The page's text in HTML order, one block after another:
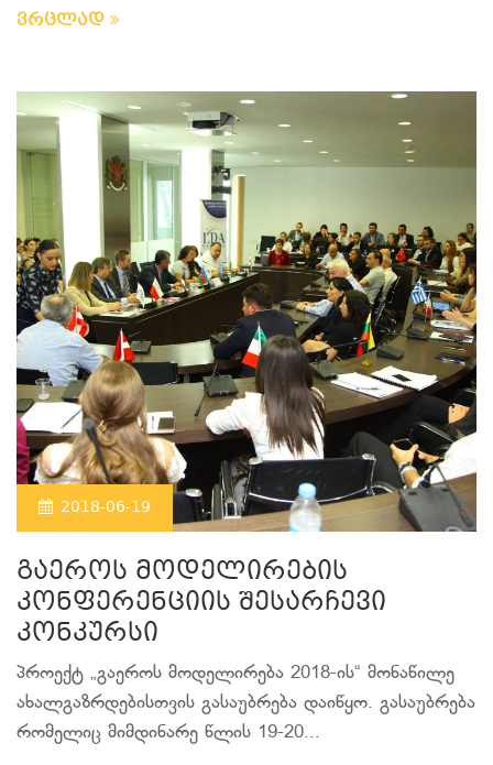
ვრცლად
2018-06-19
გაეროს მოდელირების
კონფერენციის შესარჩევი
კონკურსი
პროექტ „გაეროს მოდელირება 2018-ის“ მონაწილე
ახალგაზრდებისთვის გასაუბრება დაიწყო. გასაუბრება
რომელიც მიმდინარე წლის 19-20...